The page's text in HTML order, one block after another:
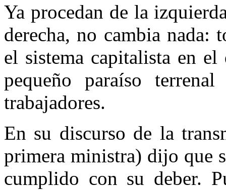
Ya procedan de la
derecha, no cambia nada:
el sistema capitalista en
pequeño paraíso
trabajadores.
En su discurso de la
primera ministra) dijo que
cumplido con su deber.